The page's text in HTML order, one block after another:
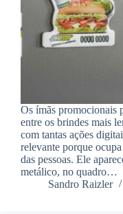
Os ímãs promocionais
entre os brindes mais
com tantas ações
relevante porque
das pessoas. Ele
metálico, no quadro…
Sandro Raizler